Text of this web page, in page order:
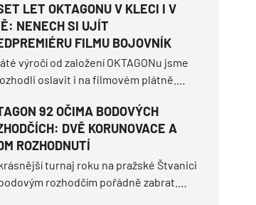
zápas své kariéry. Jak turnaj
světovým žebříčkem a jaké další
definovaly tuhle
noc?
LET OKTAGONU V KLECI I V
NENECH SI UJÍT
FILMU BOJOVNÍK
výročí od založení OKTAGONu jsme
oslavit i na filmovém plátně.
prostředí MMA – BOJOVNÍK, který 13.
vstoupí do českých kin. Než se tak
můžeš být mezi úplně prvními diváky.
92 OČIMA BODOVÝCH
DVĚ KORUNOVACE A
ROZHODNUTÍ
turnaj roku na pražské Štvanici
rozhodčím pořádně zabrat.